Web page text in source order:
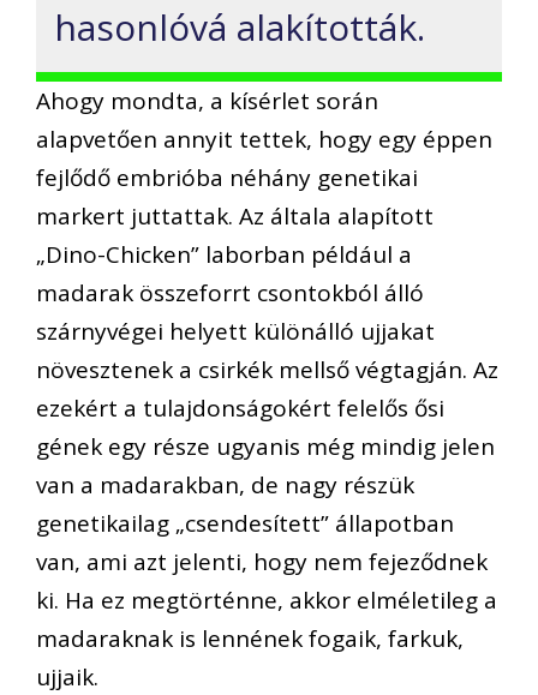
hasonlóvá alakították.
Ahogy mondta, a kísérlet során
alapvetően annyit tettek, hogy egy éppen
fejlődő embrióba néhány genetikai
markert juttattak. Az általa alapított
„Dino-Chicken” laborban például a
madarak összeforrt csontokból álló
szárnyvégei helyett különálló ujjakat
növesztenek a csirkék mellső végtagján. Az
ezekért a tulajdonságokért felelős ősi
gének egy része ugyanis még mindig jelen
van a madarakban, de nagy részük
genetikailag „csendesített” állapotban
van, ami azt jelenti, hogy nem fejeződnek
ki. Ha ez megtörténne, akkor elméletileg a
madaraknak is lennének fogaik, farkuk,
ujjaik.